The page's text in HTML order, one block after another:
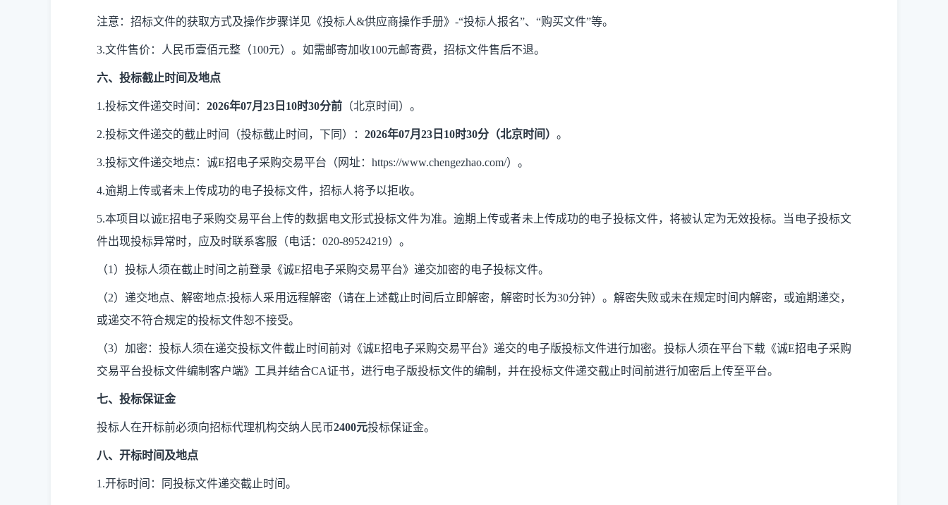
注意：招标文件的获取方式及操作步骤详见《投标人&供应商操作手册》-“投标人报名”、“购买文件”等。
3.文件售价：人民币壹佰元整（100元）。如需邮寄加收100元邮寄费，招标文件售后不退。
六、投标截止时间 及地点
1.投标文件递交时间： 2026年07月 23 日 10时30分前 （北京时间）。
2.投标文件递交的截止时间（投标截止时间，下同）： 2026年07月 23 日 10时30分（北京时间） 。
3.投标文件递交地点：诚E招电子采购交易平台（网址：https://www.chengezhao.com/）。
4.逾期上传或者未上传成功的电子投标文件，招标人将予以拒收。
5.本项目以诚E招电子采购交易平台上传的数据电文形式投标文件为准。逾期上传或者未上传成功的电子投标文件，将被认定为无效投标。当电子投标文
件出现投标异常时，应及时联系客服（电话：020-89524219）。
（1）投标人须在截止时间之前登录《诚E招电子采购交易平台》递交加密的电子投标文件。
（2）递交地点、解密地点:投标人采用远程解密（请在上述截止时间后立即解密，解密时长为30分钟）。解密失败或未在规定时间内解密，或逾期递交，
或递交不符合规定的投标文件恕不接受。
（3）加密：投标人须在递交投标文件截止时间前对《诚E招电子采购交易平台》递交的电子版投标文件进行加密。投标人须在平台下载《诚E招电子采购
交易平台投标文件编制客户端》工具并结合CA证书，进行电子版投标文件的编制，并在投标文件递交截止时间前进行加密后上传至平台。
七、投标保证金
投标人在开标前必须向招标代理机构交纳人民币2400元投标保证金。
八、开标时间及地点
1.开标时间：同投标文件递交截止时间。